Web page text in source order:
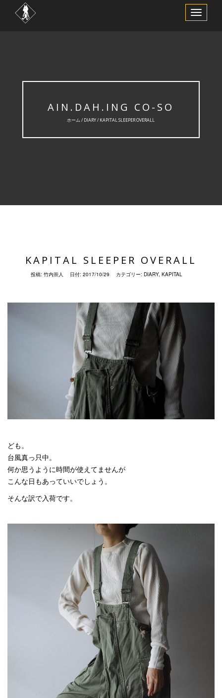
ナ
ビ
替
AIN.DAH.ING CO-SO
ホーム / DIARY/ KAPITAL SLEEPER OVERALL
KAPITAL SLEEPER OVERALL
投稿: 竹内崇人 日付: 2017/10/29 カテゴリー: DIARY, KAPITAL
ども。
台風真っ只中。
何か思うように時間が使えてませんが
こんな日もあっていいでしょう。
そんな訳で入荷です。